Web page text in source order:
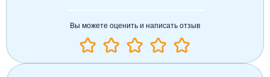
Вы можете оценить и написать отзыв